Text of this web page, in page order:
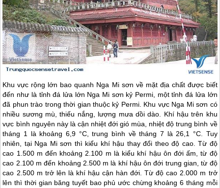
Khu vực rộng lớn bao quanh Nga Mi sơn về mặt địa chất được biết
đến như là tỉnh đá lửa lớn Nga Mi sơn kỷ Permi, một tỉnh đá lửa lớn
đã phun trào trong thời gian thuộc kỷ Permi. Khu vực Nga Mi sơn có
nhiều sương mù, thiếu nắng, lượng mưa dồi dào. Khí hậu trên khu
vực bình nguyên này là cận nhiệt đới gió mùa, nhiệt độ trung bình về
tháng 1 là khoảng 6,9 °C, trung bình về tháng 7 là 26,1 °C. Tuy
nhiên, tại Nga Mi sơn thì kiểu khí hậu thay đổi theo độ cao. Từ độ
cao 1.500 m đến khoảng 2.100 m là kiểu khí hậu ôn đới ấm, từ độ
cao 2.100 m đến khoảng 2.500 m là khí hậu ôn đới trung gian, từ độ
cao 2.500 m trở lên là khí hậu cận hàn đới. Từ độ cao 2.000 m trở
lên thì thời gian băng tuyết bao phủ ước chừng khoảng 6 tháng mỗi